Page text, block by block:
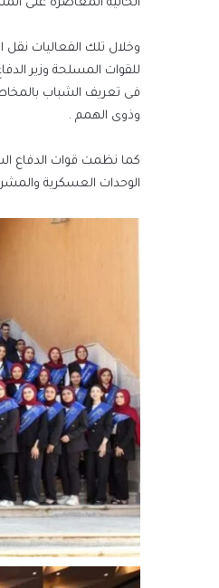
الحالية المعاصرة على
وخلال تلك الفعاليات
للقوات المسلحة وزير
فى تعريف الشباب
وذوى الهمم .
كما نظمت قوات الدفاع
الوحدات العسكرية